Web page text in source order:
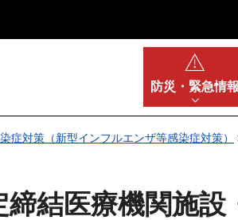
防災・ 緊急情報
症対策（新型インフルエンザ等感染症対策）
結医療機関施